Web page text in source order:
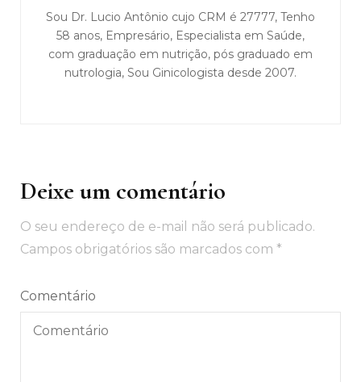
Sou Dr. Lucio Antônio cujo CRM é 27777, Tenho
58 anos, Empresário, Especialista em Saúde,
com graduação em nutrição, pós graduado em
nutrologia, Sou Ginicologista desde 2007.
Deixe um comentário
O seu endereço de e-mail não será publicado.
Campos obrigatórios são marcados com *
Comentário